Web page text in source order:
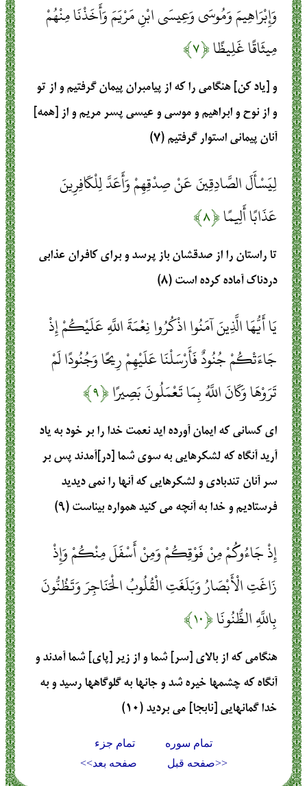
وَإِبْرَاهِيمَ وَمُوسَى وَعِيسَى ابْنِ مَرْيَمَ وَأَخَذْنَا مِنْهُمْ
مِيثَاقًا غَلِيظًا﴿۷﴾
و [ياد كن] هنگامى را كه از پيامبران پيمان گرفتيم و از تو
و از نوح و ابراهيم و موسى و عيسى پسر مريم و از [همه]
آنان پيمانى استوار گرفتيم (۷)
لِيَسْأَلَ الصَّادِقِينَ عَنْ صِدْقِهِمْ وَأَعَدَّ لِلْكَافِرِينَ
عَذَابًا أَلِيمًا﴿۸﴾
تا راستان را از صدقشان باز پرسد و براى كافران عذابى
دردناك آماده كرده است (۸)
يَا أَيُّهَا الَّذِينَ آمَنُوا اذْكُرُوا نِعْمَةَ اللَّهِ عَلَيْكُمْ إِذْ
جَاءَتْكُمْ جُنُودٌ فَأَرْسَلْنَا عَلَيْهِمْ رِيحًا وَجُنُودًا لَمْ
تَرَوْهَا وَكَانَ اللَّهُ بِمَا تَعْمَلُونَ بَصِيرًا﴿۹﴾
اى كسانى كه ايمان آورده‏ ايد نعمت‏ خدا را بر خود به ياد
آريد آنگاه كه لشكرهايى به سوى شما [در]آمدند پس بر
سر آنان تندبادى و لشكرهايى كه آنها را نمى‏ ديديد
فرستاديم و خدا به آنچه مى ‏كنيد همواره بيناست (۹)
إِذْ جَاءُوكُمْ مِنْ فَوْقِكُمْ وَمِنْ أَسْفَلَ مِنْكُمْ وَإِذْ
زَاغَتِ الْأَبْصَارُ وَبَلَغَتِ الْقُلُوبُ الْحَنَاجِرَ وَتَظُنُّونَ
بِاللَّهِ الظُّنُونَا﴿۱۰﴾
هنگامى كه از بالاى [سر] شما و از زير [پاى] شما آمدند و
آنگاه كه چشمها خيره شد و جانها به گلوگاهها رسيد و به
خدا گمانهايى [نابجا] مى ‏برديد (۱۰)
تمام سوره
تمام جزء
<<صفحه قبل
صفحه بعد>>